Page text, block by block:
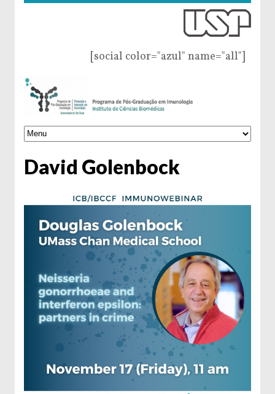
[social color="azul" name="all"]
David Golenbock